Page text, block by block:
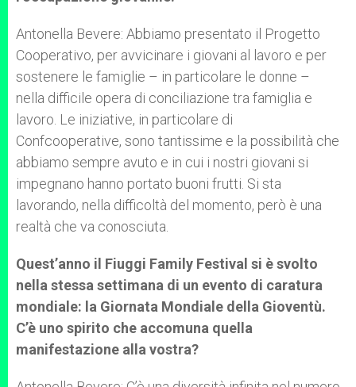
Antonella Bevere: Abbiamo presentato il Progetto
Cooperativo, per avvicinare i giovani al lavoro e per
sostenere le famiglie – in particolare le donne –
nella difficile opera di conciliazione tra famiglia e
lavoro. Le iniziative, in particolare di
Confcooperative, sono tantissime e la possibilità che
abbiamo sempre avuto e in cui i nostri giovani si
impegnano hanno portato buoni frutti. Si sta
lavorando, nella difficoltà del momento, però è una
realtà che va conosciuta.
Quest’anno il Fiuggi Family Festival si è svolto
nella stessa settimana di un evento di caratura
mondiale: la Giornata Mondiale della Gioventù.
C’è uno spirito che accomuna quella
manifestazione alla vostra?